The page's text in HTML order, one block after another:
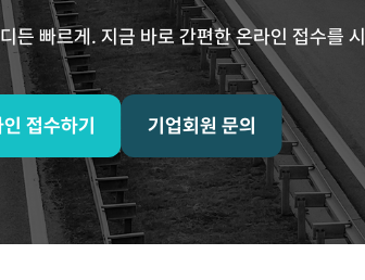
든 빠르게. 지금 바로 간편한 온라인 접수를
접수하기 기업회원 문의